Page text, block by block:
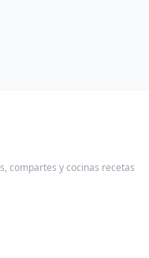
compartes y cocinas recetas